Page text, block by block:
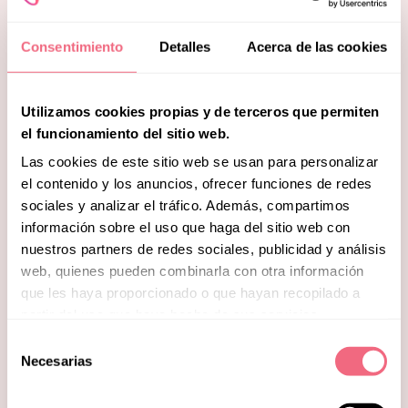
Consentimiento Detalles Acerca de las cookies
Utilizamos cookies propias y de terceros que permiten
el funcionamiento del sitio web.
Las cookies de este sitio web se usan para personalizar
el contenido y los anuncios, ofrecer funciones de redes
sociales y analizar el tráfico. Además, compartimos
información sobre el uso que haga del sitio web con
nuestros partners de redes sociales, publicidad y análisis
web, quienes pueden combinarla con otra información
que les haya proporcionado o que hayan recopilado a
Necesarias
Patientenorientierter
Ansatz
Chirurgen wirklich zu, bleiben präsent und